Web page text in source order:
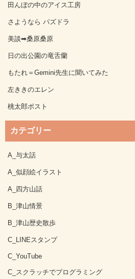
田んぼの中のアイス工房
さようなら パズドラ
美談➡桑原桑原
日の出公園の竜舌蘭
もたれ＝Gemini先生に聞いてみた
左ききのエレン
桃太郎ポスト
カテゴリー
A_与太話
A_似顔絵イラスト
A_四方山話
B_津山情景
B_津山歴史散歩
C_LINEスタンプ
C_YouTube
C_スクラッチでプログラミング